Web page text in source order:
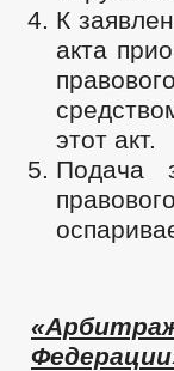
К
акта
этот акт.
Подача